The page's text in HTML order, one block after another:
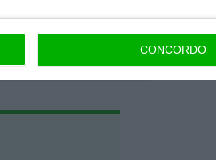
CONCORDO
https://eco.sapo.pt/2021/02/01/astrazeneca-vai-fornecer-a-ue-nove-milhoes-de-doses-adicionais/ Copiar